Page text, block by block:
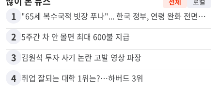
1
2 5주간 차 안 몰면 최대 600불 지급
3 김원석 투자 사기 논란 고발 영상 파장